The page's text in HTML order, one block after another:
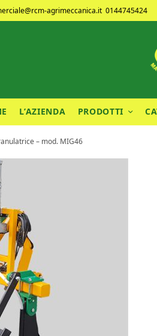
agrimeccanica.it 0144745424
L’AZIENDA PRODOTTI
– mod. MIG46